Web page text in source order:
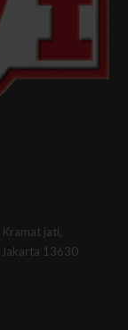
jati,
Jakarta 13630